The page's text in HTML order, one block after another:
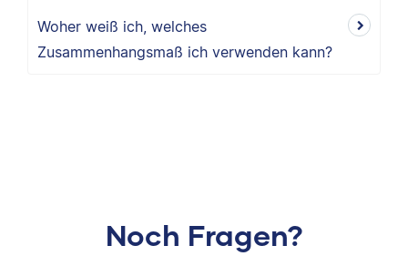
Woher weiß ich, welches
Zusammenhangsmaß ich verwenden kann?
Noch Fragen?